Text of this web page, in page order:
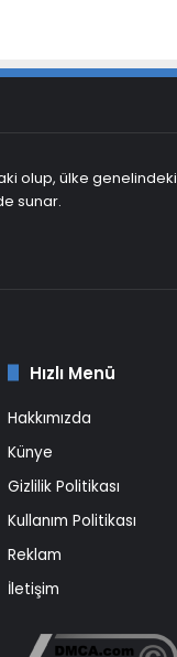
olup, ülke genelindeki
sunar.
Hızlı Menü
Hakkımızda
Künye
Gizlilik Politikası
Kullanım Politikası
Reklam
İletişim